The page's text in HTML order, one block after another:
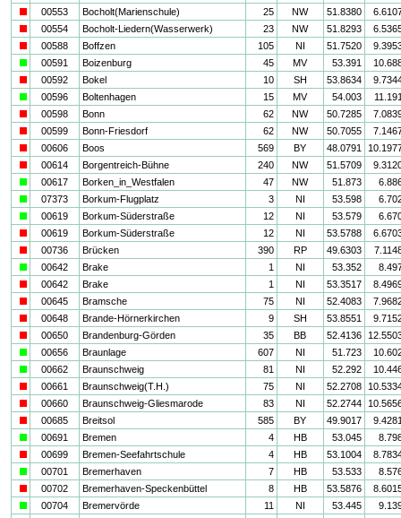
00553 Bocholt(Marienschule) 25 NW 51.8380
00554 Bocholt-Liedern(Wasserwerk) 23 NW 51.8293
00588 Boffzen 105 NI 51.7520
00591 Boizenburg 45 MV 53.391
00592 Bokel 10 SH 53.8634
00596 Boltenhagen 15 MV 54.003
00598 Bonn 62 NW 50.7285
00599 Bonn-Friesdorf 62 NW 50.7055
00606 Boos 569 BY 48.0791
00614 Borgentreich-Bühne 240 NW 51.5709
00617 Borken_in_Westfalen 47 NW 51.873
07373 Borkum-Flugplatz 3 NI 53.598
00619 Borkum-Süderstraße 12 NI 53.579
00619 Borkum-Süderstraße 12 NI 53.5788
00736 Brücken 390 RP 49.6303
00642 Brake 1 NI 53.352
00642 Brake 1 NI 53.3517
00645 Bramsche 75 NI 52.4083
00648 Brande-Hörnerkirchen 9 SH 53.8551
00650 Brandenburg-Görden 35 BB 52.4136
00656 Braunlage 607 NI 51.723
00662 Braunschweig 81 NI 52.292
00661 Braunschweig(T.H.) 75 NI 52.2708
00660 Braunschweig-Gliesmarode 83 NI 52.2744
00685 Breitsol 585 BY 49.9017
00691 Bremen 4 HB 53.045
00699 Bremen-Seefahrtschule 4 HB 53.1004
00701 Bremerhaven 7 HB 53.533
00702 Bremerhaven-Speckenbüttel 8 HB 53.5876
00704 Bremervörde 11 NI 53.445